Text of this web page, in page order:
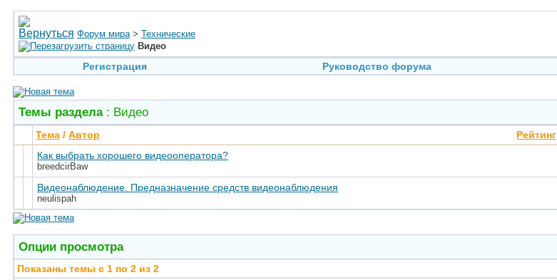
Форум мира > Технические
Видео
Регистрация Руководство форума
Темы раздела: Видео
Рейтинг
Тема / Автор
Как выбрать хорошего видеооператора?
breedcirBaw
Видеонаблюдение. Предназначение средств видеонаблюдения
neulispah
Опции просмотра
Показаны темы с 1 по 2 из 2